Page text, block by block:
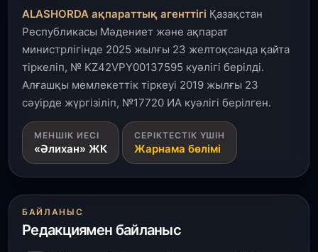
салынып жатыр
1 тамыз, 2026
Кинопоиск Қазақстан азаматтарының ең
танымал онлайн-кинотеатрына айналды
31 шілде, 2026
Ақмола облысындағы кездесуде кәсіпкерлер мен
ұстаздар «Әділет» партиясына өз ұсыныстарын
айтты
ҚР Президенті Орталық Азия елдеріне
ұзақмерзімді ынтымақтастық жоспарын әзірлеуді
ұсынды
ALASHORDA ақпараттық агенттігі Қазақстан
Республикасы Мәдениет және ақпарат
министрлігінде 2025 жылғы 23 желтоқсанда қайта
тіркеліп, № KZ42VPY00137595 куәлігі берілді.
Алғашқы мемлекеттік тіркеуі 2019 жылғы 23
сәуірде жүргізіліп, №17720 ИА куәлігі берілген.
МЕНШІК ИЕСІ
«Әлихан» ЖК
СЕРІКТЕСТІК ҮШІН
Жарнама бөлімі
БАЙЛАНЫС
Редакциямен байланыс